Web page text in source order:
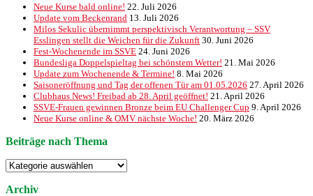
Neue Kurse bald online! 22. Juli 2026
Update vom Beckenrand 13. Juli 2026
Milos Sekulic übernimmt perspektivisch Verantwortung – SSV
Esslingen stellt die Weichen für die Zukunft 30. Juni 2026
Fest-Wochenende im SSVE 24. Juni 2026
Bundesliga Doppelspieltag bei schönstem Wetter! 21. Mai 2026
Update zum Wochenende & Termine! 8. Mai 2026
Saisoneröffnung und Tag der offenen Tür am 01.05.2026 27. April 2026
Clubhaus News! Freibad ab 28. April geöffnet! 21. April 2026
SSVE-Frauen gewinnen Bronze beim EU Challenger Cup 9. April 2026
Neue Kurse online & OMV nächste Woche! 20. März 2026
Beiträge nach Thema
Beiträge
nach
Thema
Archiv